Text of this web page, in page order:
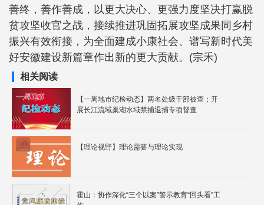
善终，善作善成，以更大决心、更强力度坚决打赢脱
贫攻坚收官之战，接续推进巩固拓展攻坚成果同乡村
振兴有效衔接，为全面建成小康社会、谱写新时代美
好安徽建设新篇章作出新的更大贡献。(宗禾)
相关阅读
【一周地市纪检动态】两名处级干部被查；开
展长江流域巢湖水域禁捕退捕专项督查
【理论视野】理论需要与理论实现
霍山：协作深化“三个以案”警示教育“回头看”工